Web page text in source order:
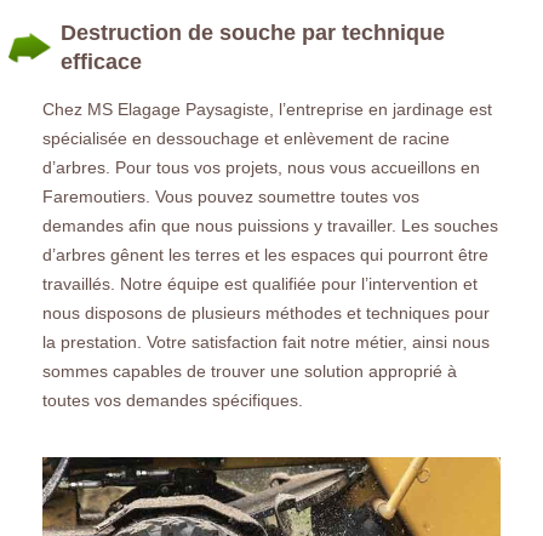
Destruction de souche par technique
efficace
Chez MS Elagage Paysagiste, l’entreprise en jardinage est
spécialisée en dessouchage et enlèvement de racine
d’arbres. Pour tous vos projets, nous vous accueillons en
Faremoutiers. Vous pouvez soumettre toutes vos
demandes afin que nous puissions y travailler. Les souches
d’arbres gênent les terres et les espaces qui pourront être
travaillés. Notre équipe est qualifiée pour l’intervention et
nous disposons de plusieurs méthodes et techniques pour
la prestation. Votre satisfaction fait notre métier, ainsi nous
sommes capables de trouver une solution approprié à
toutes vos demandes spécifiques.